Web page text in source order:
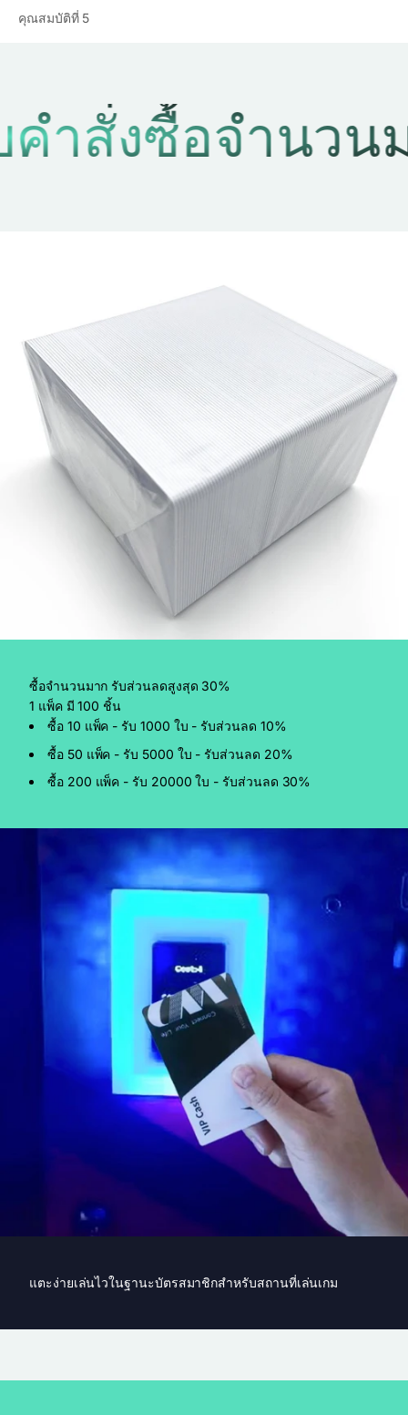
คุณสมบัติที่ 5
งซื้อจำนวนมาก
ซื้อจำนวนมาก รับส่วนลดสูงสุด 30%
1 แพ็ค มี 100 ชิ้น
ซื้อ 10 แพ็ค - รับ 1000 ใบ - รับส่วนลด 10%
ซื้อ 50 แพ็ค - รับ 5000 ใบ - รับส่วนลด 20%
ซื้อ 200 แพ็ค - รับ 20000 ใบ - รับส่วนลด 30%
แตะง่ายเล่นไวในฐานะบัตรสมาชิกสำหรับสถานที่เล่นเกม